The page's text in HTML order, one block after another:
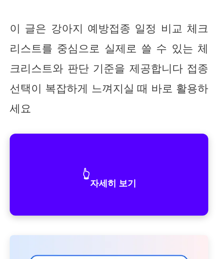
이 글은 강아지 예방접종 일정 비교 체크
리스트를 중심으로 실제로 쓸 수 있는 체
크리스트와 판단 기준을 제공합니다 접종
선택이 복잡하게 느껴지실 때 바로 활용하
세요
👆
자세히 보기